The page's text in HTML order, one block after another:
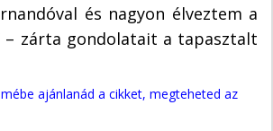
és nagyon élveztem a
– zárta gondolatait a tapasztalt
ajánlanád a cikket, megteheted az